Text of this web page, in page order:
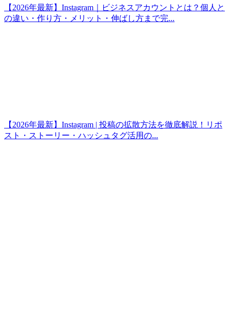
【2026年最新】Instagram｜ビジネスアカウントとは？個人と
の違い・作り方・メリット・伸ばし方まで完...
【2026年最新】Instagram | 投稿の拡散方法を徹底解説！リポ
スト・ストーリー・ハッシュタグ活用の...